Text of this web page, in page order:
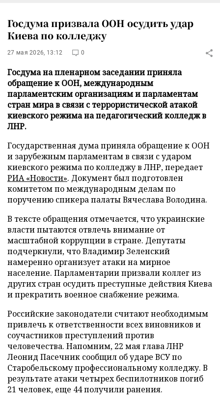
Госдума призвала ООН осудить удар
Киева по колледжу
27 мая 2026, 13:12 0
Госдума на пленарном заседании приняла
обращение к ООН, международным
парламентским организациям и парламентам
стран мира в связи с террористической атакой
киевского режима на педагогический колледж в
ЛНР.
Государственная дума приняла обращение к ООН
и зарубежным парламентам в связи с ударом
киевского режима по колледжу в ЛНР, передает
РИА «Новости». Документ был подготовлен
комитетом по международным делам по
поручению спикера палаты Вячеслава Володина.
В тексте обращения отмечается, что украинские
власти пытаются отвлечь внимание от
масштабной коррупции в стране. Депутаты
подчеркнули, что Владимир Зеленский
намеренно организует атаки на мирное
население. Парламентарии призвали коллег из
других стран осудить преступные действия Киева
и прекратить военное снабжение режима.
Российские законодатели считают необходимым
привлечь к ответственности всех виновников и
соучастников преступлений против
человечества. Напомним, 22 мая глава ЛНР
Леонид Пасечник сообщил об ударе ВСУ по
Старобельскому профессиональному колледжу. В
результате атаки четырех беспилотников погиб
21 человек, еще 44 получили ранения.